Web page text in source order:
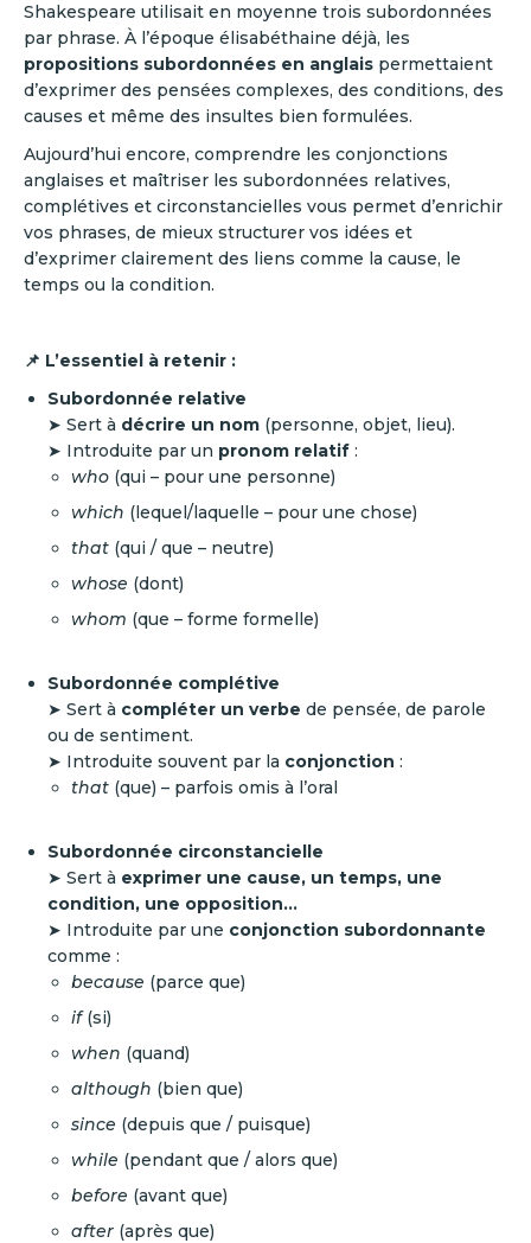
Shakespeare utilisait en moyenne trois subordonnées
par phrase. À l’époque élisabéthaine déjà, les
propositions subordonnées en anglais permettaient
d’exprimer des pensées complexes, des conditions, des
causes et même des insultes bien formulées.
Aujourd’hui encore, comprendre les conjonctions
anglaises et maîtriser les subordonnées relatives,
complétives et circonstancielles vous permet d’enrichir
vos phrases, de mieux structurer vos idées et
d’exprimer clairement des liens comme la cause, le
temps ou la condition.
📌 L’essentiel à retenir :
Subordonnée relative
➤ Sert à décrire un nom (personne, objet, lieu).
➤ Introduite par un pronom relatif :
who (qui – pour une personne)
which (lequel/laquelle – pour une chose)
that (qui / que – neutre)
whose (dont)
whom (que – forme formelle)
Subordonnée complétive
➤ Sert à compléter un verbe de pensée, de parole
ou de sentiment.
➤ Introduite souvent par la conjonction :
that (que) – parfois omis à l’oral
Subordonnée circonstancielle
➤ Sert à exprimer une cause, un temps, une
condition, une opposition…
➤ Introduite par une conjonction subordonnante
comme :
because (parce que)
if(si)
when (quand)
although (bien que)
since (depuis que / puisque)
while (pendant que / alors que)
before (avant que)
after (après que)